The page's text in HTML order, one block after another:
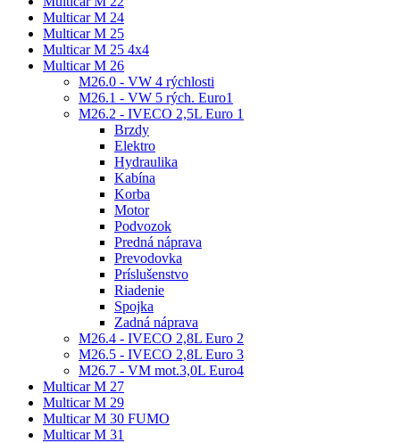
Multicar M 24
Multicar M 25
Multicar M 25 4x4
Multicar M 26
M26.0 - VW 4 rýchlosti
M26.1 - VW 5 rých. Euro1
M26.2 - IVECO 2,5L Euro 1
Brzdy
Elektro
Hydraulika
Kabína
Korba
Motor
Podvozok
Predná náprava
Prevodovka
Príslušenstvo
Riadenie
Spojka
Zadná náprava
M26.4 - IVECO 2,8L Euro 2
M26.5 - IVECO 2,8L Euro 3
M26.7 - VM mot.3,0L Euro4
Multicar M 27
Multicar M 29
Multicar M 30 FUMO
Multicar M 31